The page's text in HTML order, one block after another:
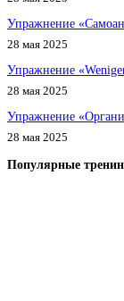
Упражнение
28 мая 2025
Упражнение
28 мая 2025
Упражнение
28 мая 2025
Популярные